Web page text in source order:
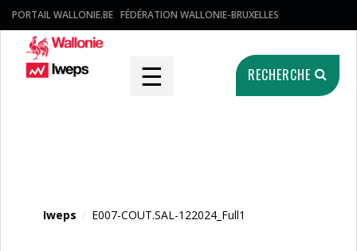
PORTAIL WALLONIE.BE FÉDÉRATION WALLONIE-BRUXELLES
☰ RECHERCHE
Iweps / E007-COUT.SAL-122024_Full1